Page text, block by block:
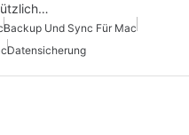
Backup Und Sync Für Mac
Datensicherung